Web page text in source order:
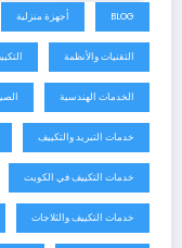
BLOG أجهزة منزلية
التقنيات والأنظمة
الخدمات الهندسية
خدمات التبريد والتكييف
خدمات التكييف في الكويت
خدمات التكييف والثلاجات